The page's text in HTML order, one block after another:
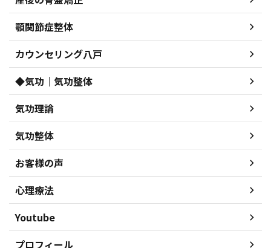
顎関節症整体
カウンセリング八戸
◆気功｜気功整体
気功理論
気功整体
お客様の声
心理療法
Youtube
プロフィール